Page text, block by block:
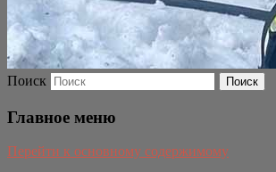
Поиск
Главное меню
Перейти к основному содержимому